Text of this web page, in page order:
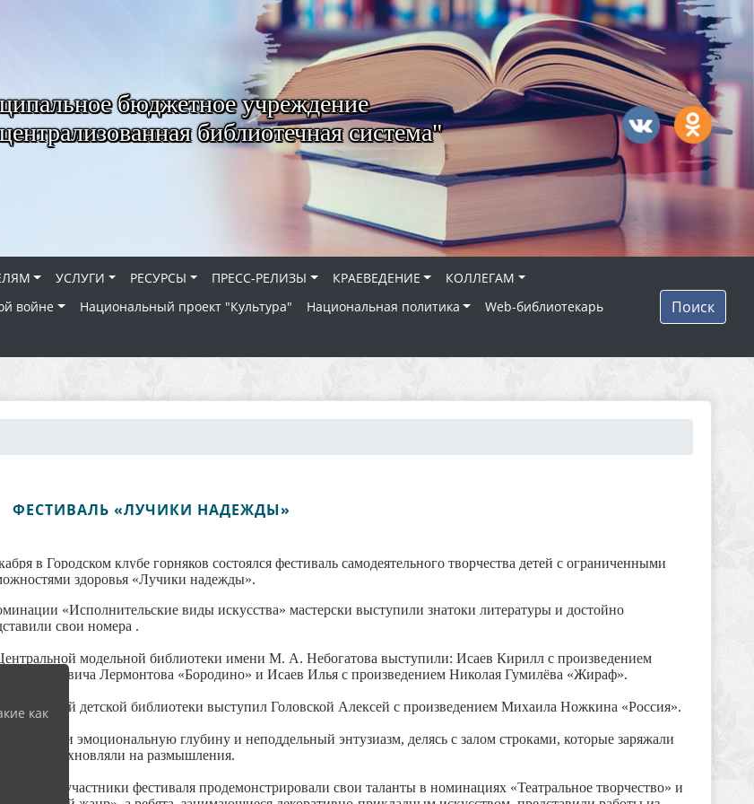
бюджетное учреждение
библиотечная система"
УСЛУГИ РЕСУРСЫ ПРЕСС-РЕЛИЗЫ КРАЕВЕДЕНИЕ
КОЛЛЕГАМ
войне Национальный проект "Культура" Национальная политика
Web-библиотекарь
Поиск
ФЕСТИВАЛЬ «ЛУЧИКИ НАДЕЖДЫ»
в Городском клубе горняков состоялся фестиваль самодеятельного творчества детей с ограниченными
здоровья «Лучики надежды».
«Исполнительские виды искусства» мастерски выступили знатоки литературы и достойно
свои номера .
модельной библиотеки имени М. А. Небогатова выступили: Исаев Кирилл с произведением
Юрьевича Лермонтова «Бородино» и Исаев Илья с произведением Николая Гумилёва «Жираф».
детской библиотеки выступил Головской Алексей с произведением Михаила Ножкина «Россия».
показали эмоциональную глубину и неподдельный энтузиазм, делясь с залом строками, которые заряжали
и вдохновляли на размышления.
многие участники фестиваля продемонстрировали свои таланты в номинациях «Театральное творчество» и
как